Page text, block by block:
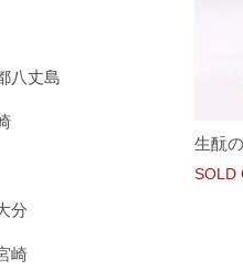
生酛
SOLD
八丈島
分
崎